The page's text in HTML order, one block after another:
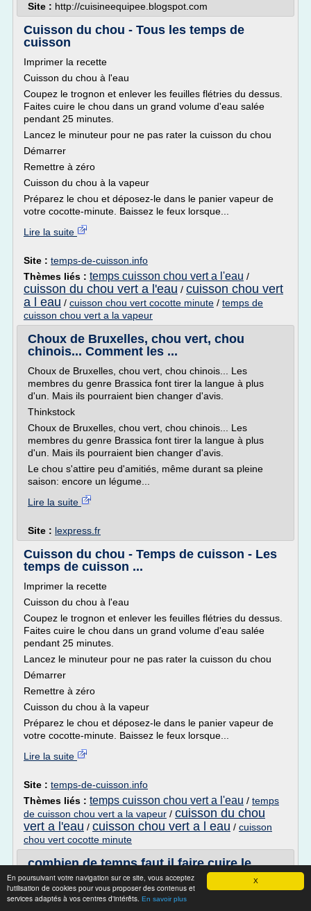
X
En poursuivant votre navigation sur ce site, vous acceptez
l'utilisation de cookies pour vous proposer des contenus et
services adaptés à vos centres d'intérêts. En savoir plus
Site : http://cuisineequipee.blogspot.com
Cuisson du chou - Tous les temps de
cuisson
Imprimer la recette
Cuisson du chou à l'eau
Coupez le trognon et enlever les feuilles flétries du dessus.
Faites cuire le chou dans un grand volume d'eau salée
pendant 25 minutes.
Lancez le minuteur pour ne pas rater la cuisson du chou
Démarrer
Remettre à zéro
Cuisson du chou à la vapeur
Préparez le chou et déposez-le dans le panier vapeur de
votre cocotte-minute. Baissez le feux lorsque...
Lire la suite
Site : temps-de-cuisson.info
Thèmes liés : temps cuisson chou vert a l'eau /
cuisson du chou vert a l'eau / cuisson chou vert
a l eau / cuisson chou vert cocotte minute / temps de
cuisson chou vert a la vapeur
Choux de Bruxelles, chou vert, chou
chinois... Comment les ...
Choux de Bruxelles, chou vert, chou chinois... Les
membres du genre Brassica font tirer la langue à plus
d'un. Mais ils pourraient bien changer d'avis.
Thinkstock
Choux de Bruxelles, chou vert, chou chinois... Les
membres du genre Brassica font tirer la langue à plus
d'un. Mais ils pourraient bien changer d'avis.
Le chou s'attire peu d'amitiés, même durant sa pleine
saison: encore un légume...
Lire la suite
Site : lexpress.fr
Cuisson du chou - Temps de cuisson - Les
temps de cuisson ...
Imprimer la recette
Cuisson du chou à l'eau
Coupez le trognon et enlever les feuilles flétries du dessus.
Faites cuire le chou dans un grand volume d'eau salée
pendant 25 minutes.
Lancez le minuteur pour ne pas rater la cuisson du chou
Démarrer
Remettre à zéro
Cuisson du chou à la vapeur
Préparez le chou et déposez-le dans le panier vapeur de
votre cocotte-minute. Baissez le feux lorsque...
Lire la suite
Site : temps-de-cuisson.info
Thèmes liés : temps cuisson chou vert a l'eau / temps
de cuisson chou vert a la vapeur / cuisson du chou
vert a l'eau / cuisson chou vert a l eau / cuisson
chou vert cocotte minute
combien de temps faut il faire cuire le
choux vert ...
Signaler un abus